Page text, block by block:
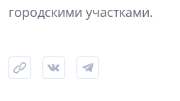
городскими участками.